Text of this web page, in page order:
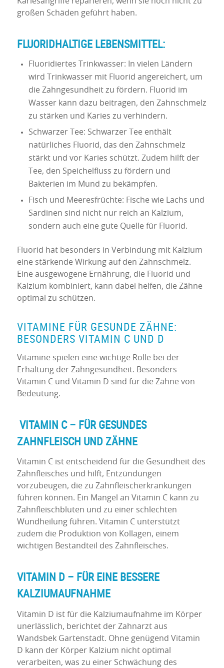
großen Schäden geführt haben.
FLUORIDHALTIGE LEBENSMITTEL:
Fluoridiertes Trinkwasser: In vielen Ländern
wird Trinkwasser mit Fluorid angereichert, um
die Zahngesundheit zu fördern. Fluorid im
Wasser kann dazu beitragen, den Zahnschmelz
zu stärken und Karies zu verhindern.
Schwarzer Tee: Schwarzer Tee enthält
natürliches Fluorid, das den Zahnschmelz
stärkt und vor Karies schützt. Zudem hilft der
Tee, den Speichelfluss zu fördern und
Bakterien im Mund zu bekämpfen.
Fisch und Meeresfrüchte: Fische wie Lachs und
Sardinen sind nicht nur reich an Kalzium,
sondern auch eine gute Quelle für Fluorid.
Fluorid hat besonders in Verbindung mit Kalzium
eine stärkende Wirkung auf den Zahnschmelz.
Eine ausgewogene Ernährung, die Fluorid und
Kalzium kombiniert, kann dabei helfen, die Zähne
optimal zu schützen.
VITAMINE FÜR GESUNDE ZÄHNE:
BESONDERS VITAMIN C UND D
Vitamine spielen eine wichtige Rolle bei der
Erhaltung der Zahngesundheit. Besonders
Vitamin C und Vitamin D sind für die Zähne von
Bedeutung.
VITAMIN C – FÜR GESUNDES
ZAHNFLEISCH UND ZÄHNE
Vitamin C ist entscheidend für die Gesundheit des
Zahnfleisches und hilft, Entzündungen
vorzubeugen, die zu Zahnfleischerkrankungen
führen können. Ein Mangel an Vitamin C kann zu
Zahnfleischbluten und zu einer schlechten
Wundheilung führen. Vitamin C unterstützt
zudem die Produktion von Kollagen, einem
wichtigen Bestandteil des Zahnfleisches.
VITAMIN D – FÜR EINE BESSERE
KALZIUMAUFNAHME
Vitamin D ist für die Kalziumaufnahme im Körper
unerlässlich, berichtet der Zahnarzt aus
Wandsbek Gartenstadt. Ohne genügend Vitamin
D kann der Körper Kalzium nicht optimal
verarbeiten, was zu einer Schwächung des